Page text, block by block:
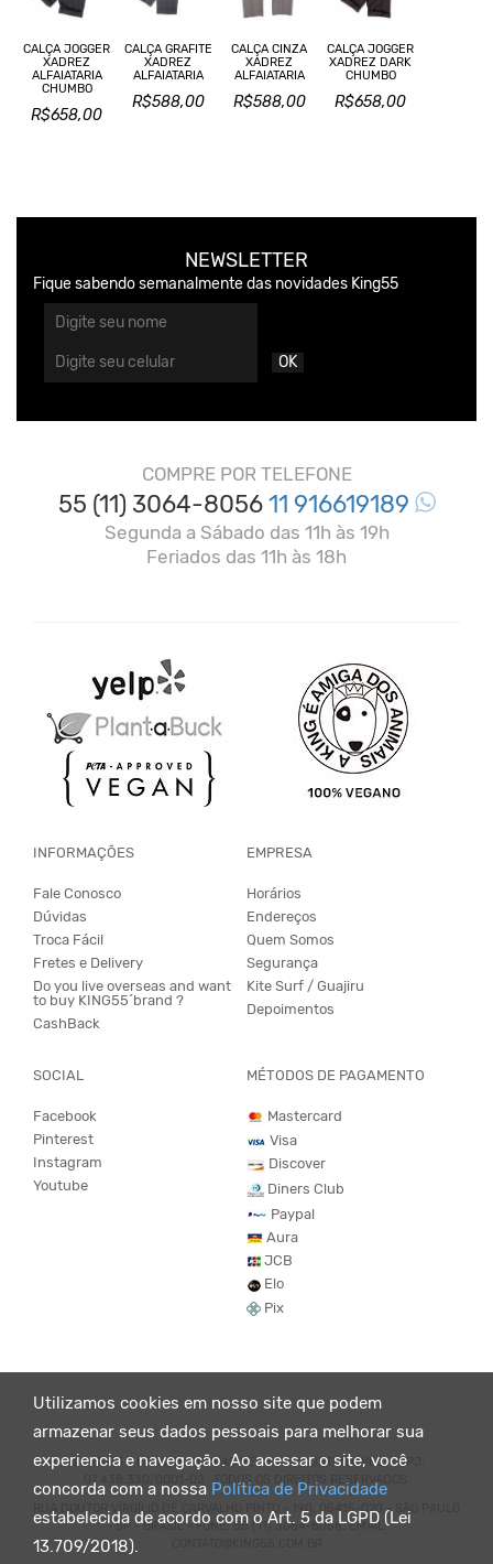
CALÇA JOGGER
XADREZ
ALFAIATARIA
CHUMBO
R$658,00
CALÇA GRAFITE
XADREZ
ALFAIATARIA
R$588,00
CALÇA CINZA
XADREZ
ALFAIATARIA
R$588,00
CALÇA JOGGER
XADREZ DARK
CHUMBO
R$658,00
Utilizamos cookies em nosso site que podem
armazenar seus dados pessoais para melhorar sua
experiencia e navegação. Ao acessar o site, você
concorda com a nossa Política de Privacidade
estabelecida de acordo com o Art. 5 da LGPD (Lei
13.709/2018).
NEWSLETTER
Fique sabendo semanalmente das novidades King55
OK
COMPRE POR TELEFONE
55 (11) 3064-805611 916619189
Segunda a Sábado das 11h às 19h
Feriados das 11h às 18h
INFORMAÇÕES
Fale Conosco
Dúvidas
Troca Fácil
Fretes e Delivery
Do you live overseas and want
to buy KING55´brand ?
CashBack
EMPRESA
Horários
Endereços
Quem Somos
Segurança
Kite Surf / Guajiru
Depoimentos
SOCIAL
Facebook
Pinterest
Instagram
Youtube
MÉTODOS DE PAGAMENTO
Mastercard
Visa
Discover
Diners Club
Paypal
Aura
JCB
Elo
Pix
© KING55 - LOJA DE ROUPAS VEGANO E SUSTENTÁVEL. CNPJ:
07.438.330/0001-02 . TODOS OS DIREITOS RESERVADOS.
RUA DOUTOR VIRGÍLIO DE CARVALHO PINTO - 190, 05415-020 - SÃO PAULO
- SP - BRASIL - FONE: 55 (11) 3064-8056. EMAIL: